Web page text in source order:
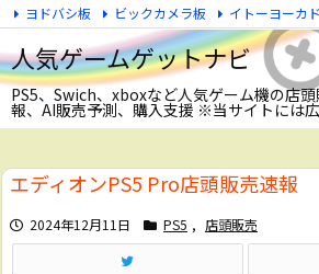
人気ゲームゲットナビ
PS5、Swich、xboxなど人気ゲーム機の店
報、AI販売予測、購入支援 ※当サイトには
ヨドバシ板 ビックカメラ板 イトーヨーカ
エディオンPS5 Pro店頭販売速報
2024年12月11日 PS5 , 店頭販売